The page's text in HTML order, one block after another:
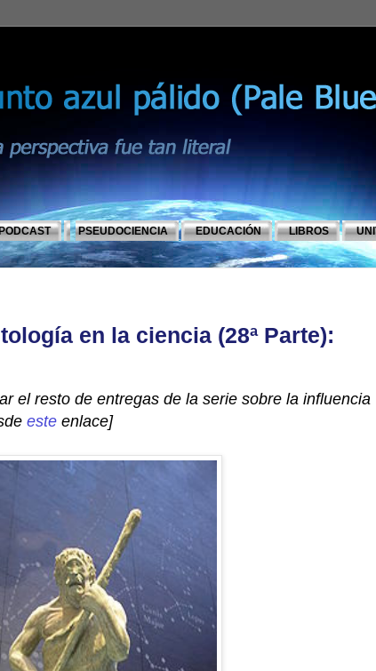
PSEUDOCIENCIA EDUCACIÓN LIBROS
en la ciencia (28ª Parte):
el resto de entregas de la serie sobre la influencia
este enlace]